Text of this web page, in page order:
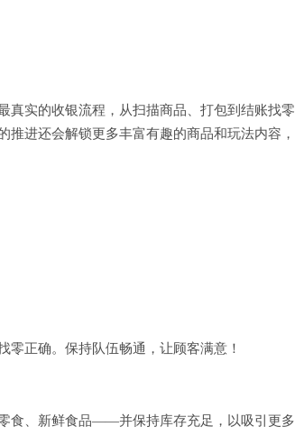
真实的收银流程，从扫描商品、打包到结账找零
进还会解锁更多丰富有趣的商品和玩法内容，
零正确。保持队伍畅通，让顾客满意！
食、新鲜食品——并保持库存充足，以吸引更多